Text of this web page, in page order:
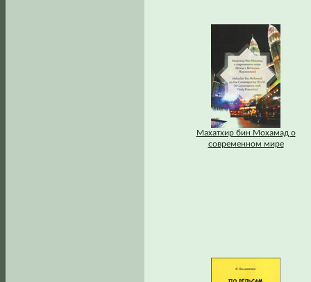
Махатхир бин Мохамад о
современном мире